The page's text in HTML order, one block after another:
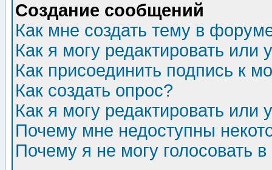
Создание сообщений
Как мне создать тему в
Как я могу редактировать или
Как присоединить подпись к
Как создать опрос?
Как я могу редактировать или
Почему мне недоступны
Почему я не могу голосовать